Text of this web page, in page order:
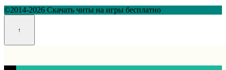
©2014-2026 Скачать читы на игры бесплатно